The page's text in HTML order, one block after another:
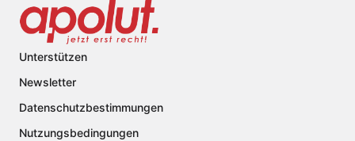
Unterstützen
Newsletter
Datenschutzbestimmungen
Nutzungsbedingungen